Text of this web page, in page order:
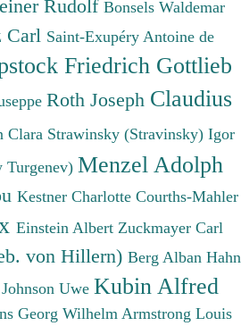
Rudolf Bonsels Waldemar
Carl Saint-Exupéry Antoine de
Friedrich Gottlieb
Roth Joseph Claudius
Clara Strawinsky (Stravinsky) Igor
Turgenev) Menzel Adolph
Kestner Charlotte Courths-Mahler
Einstein Albert Zuckmayer Carl
von Hillern) Berg Alban Hahn
Johnson Uwe Kubin Alfred
Georg Wilhelm Armstrong Louis